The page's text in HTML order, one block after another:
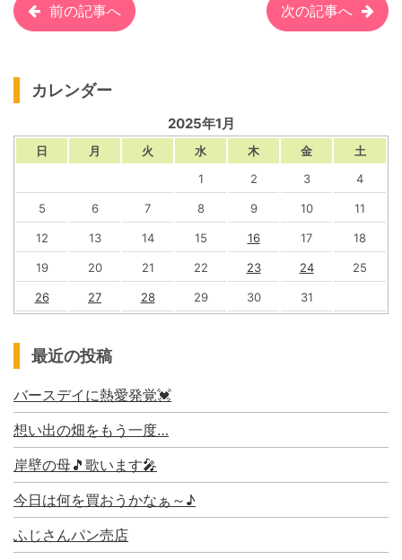
前の記事へ 次の記事へ
カレンダー
2025年1月
日 月 火 水 木 金
土
1
2 3 4
5 6 7 8 9 10 11
12 13 14 15 16 17 18
19 20 21 22 23 24 25
26 27 28 29 30 31
最近の投稿
バースデイに熱愛発覚💓
想い出の畑をもう一度…
岸壁の母🎵歌います🎤
今日は何を買おうかなぁ～♪
ふじさんパン売店